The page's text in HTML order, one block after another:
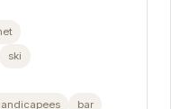
ski
bar